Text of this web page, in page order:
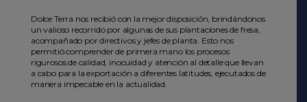
Dolce Terra nos recibió con la mejor disposición, brindándonos
un valioso recorrido por algunas de sus plantaciones de fresa,
acompañado por directivos y jefes de planta. Esto nos
permitió comprender de primera mano los procesos
rigurosos de calidad, inocuidad y atención al detalle que llevan
a cabo para la exportación a diferentes latitudes, ejecutados de
manera impecable en la actualidad.